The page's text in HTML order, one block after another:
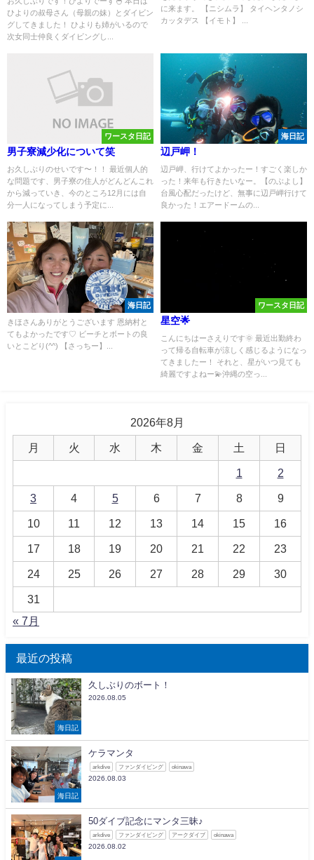
ひよりの叔母さん（母親の妹）とダイビン
グしてきました！ ひよりも姉がいるので
次女同士仲良くダイビングし...
に来ます。 【ニシムラ】 タイヘンタノシ
カッタデス 【イモト】 ...
ワースタ日記
男子寮減少化について笑
お久しぶりのせいです〜！！ 最近個人的
な問題です、男子寮の住人がどんどんこれ
から減っていき、今のところ12月には自
分一人になってしまう予定に...
海日記
辺戸岬！
辺戸岬、行けてよかったー！すごく楽しか
った！来年も行きたいなー。【のぶよし】
台風心配だったけど、無事に辺戸岬行けて
良かった！エアードームの...
海日記
きほさんありがとうございます 恩納村と
てもよかったです♡ ビーチとボートの良
いとこどり(^^) 【さっちー】...
ワースタ日記
星空🌟
こんにちはーさえりです🌞 最近出勤終わ
って帰る自転車が涼しく感じるようになっ
てきましたー！ それと、星がいつ見ても
綺麗ですよねー💫沖縄の空っ...
2026年8月
月 火 水 木 金 土 日
1 2
3 4 5 6 7 8 9
10 11 12 13 14 15 16
17 18 19 20 21 22 23
24 25 26 27 28 29 30
31
« 7月
最近の投稿
海日記
久しぶりのボート！
2026.08.05
海日記
ケラマンタ
arkdive ファンダイビング okinawa
2026.08.03
50ダイブ記念にマンタ三昧♪
arkdive ファンダイビング アークダイブ okinawa
2026.08.02